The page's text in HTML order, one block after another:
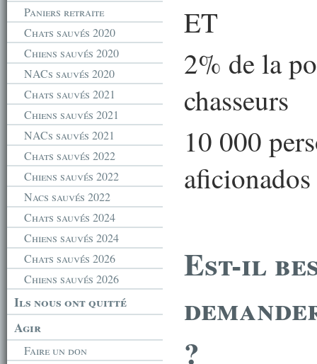
Paniers retraite
Chats sauvés 2020
Chiens sauvés 2020
NACs sauvés 2020
Chats sauvés 2021
Chiens sauvés 2021
NACs sauvés 2021
Chats sauvés 2022
Chiens sauvés 2022
Nacs sauvés 2022
Chats sauvés 2024
Chiens sauvés 2024
Chats sauvés 2026
Chiens sauvés 2026
Ils nous ont quitté
Agir
Faire un don
ET
2% de la
chasseurs
10 000
aficionados
Est-il
?